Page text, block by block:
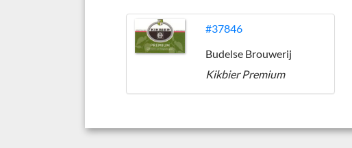
#37846
Budelse Brouwerij
Kikbier Premium